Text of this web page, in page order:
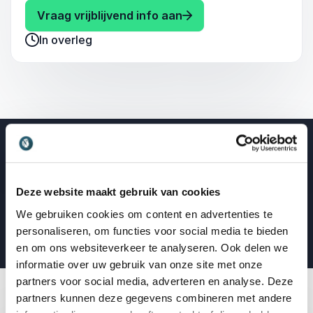
Deze website maakt gebruik van cookies
We gebruiken cookies om content en advertenties te
personaliseren, om functies voor social media te bieden
en om ons websiteverkeer te analyseren. Ook delen we
informatie over uw gebruik van onze site met onze
partners voor social media, adverteren en analyse. Deze
partners kunnen deze gegevens combineren met andere
betrekken bij het programma. Hij schakelt
moeiteloos tussen inhoudelijke gesprekken,
spontane momenten en humor, waardoor een
ontspannen en betrokken sfeer ontstaat.
Vraag vrijblijvend info aan: Peter Heerschop
In overleg
Pleidooi voor het leraarschap door
Peter Heerschop
Video van dagvoorzitter Peter Heerschop